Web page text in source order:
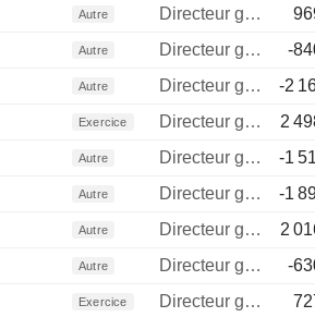
Autre Directeur general
Autre Directeur general
-
Autre Directeur general
-2
Exercice Directeur general
2
Autre Directeur general
-1
Autre Directeur general
-1
Autre Directeur general
2
Autre Directeur general
-
Exercice Directeur general